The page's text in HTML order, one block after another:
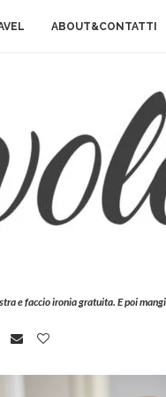
ABOUT&CONTATTI
e faccio ironia gratuita. E poi